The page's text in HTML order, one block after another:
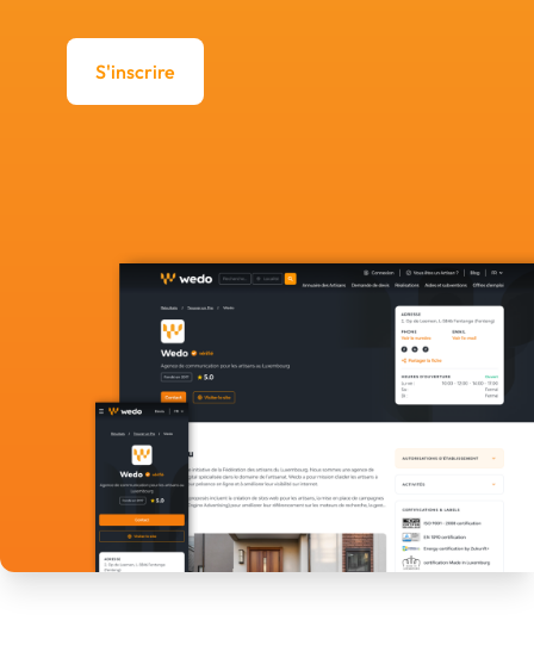
S'inscrire